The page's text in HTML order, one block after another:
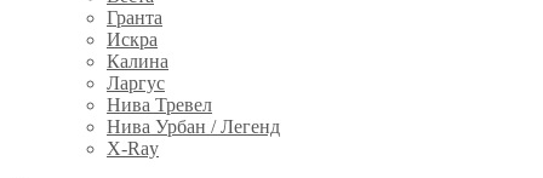
Гранта
Искра
Калина
Ларгус
Нива Тревел
Нива Урбан / Легенд
X-Ray